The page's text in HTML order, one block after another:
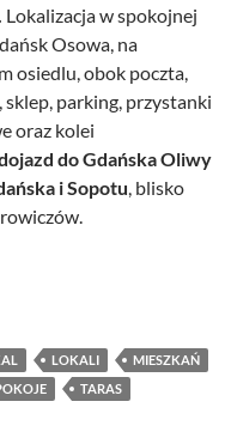
Lokalizacja w spokojnej
Osowa, na
osiedlu, obok poczta,
sklep, parking, przystanki
oraz kolei
do Gdańska Oliwy
i Sopotu, blisko
LOKALI
MIESZKAŃ
TARAS